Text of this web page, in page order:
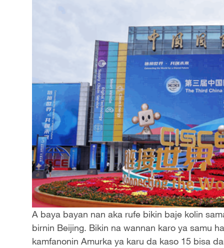
A baya bayan nan aka rufe bikin baje kolin
birnin Beijing. Bikin na wannan karo ya samu
kamfanonin Amurka ya karu da kaso 15 bisa